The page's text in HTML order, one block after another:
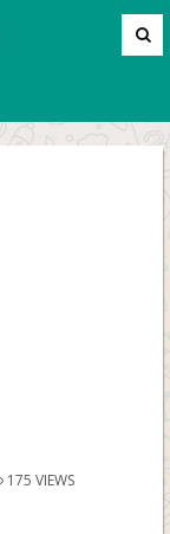
175 VIEWS